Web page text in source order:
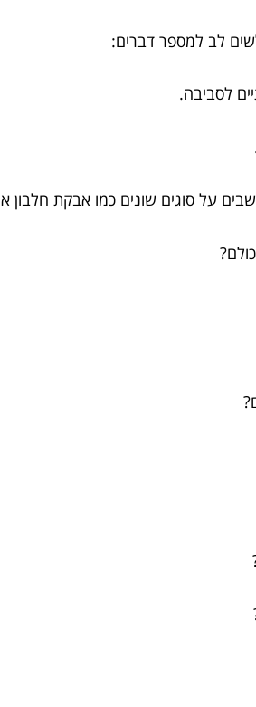
לסביבה.
על סוגים שונים כמו אבקת חלבון